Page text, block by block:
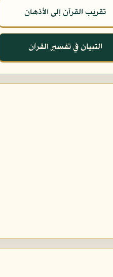
تقريب القرآن إلى الأذهان
التبيان في تفسير القرآن